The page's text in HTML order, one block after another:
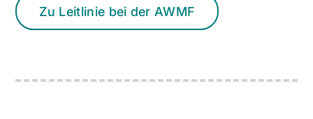
Zu Leitlinie bei der AWMF